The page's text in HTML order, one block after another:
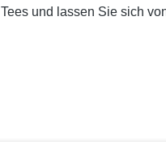
und lassen Sie sich